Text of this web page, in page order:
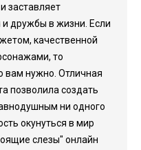
заставляет
дружбы в жизни. Если
качественной
то
вам нужно. Отличная
позволила создать
ни одного
окунуться в мир
слезы" онлайн